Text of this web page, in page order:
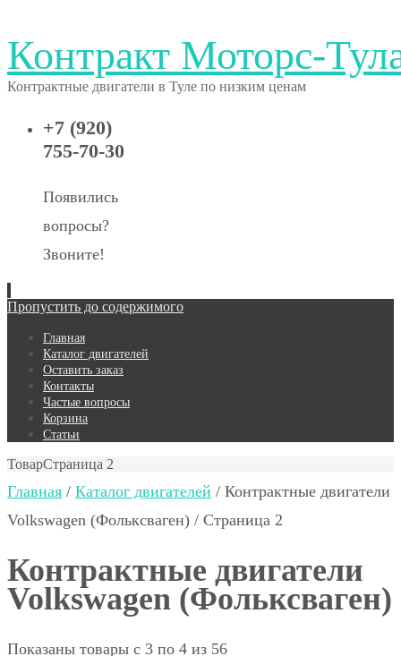
Контракт Моторс-
Контрактные двигатели в Туле по низким ценам
+7 (920)
755-70-30
Появились
вопросы?
Звоните!
Пропустить до содержимого
Главная
Каталог двигателей
Оставить заказ
Контакты
Частые вопросы
Корзина
Статьи
ТоварСтраница 2
Главная / Каталог двигателей / Контрактные двигатели
Volkswagen (Фольксваген) / Страница 2
Контрактные двигатели
Volkswagen (Фольксваген)
Показаны товары с 3 по 4 из 56